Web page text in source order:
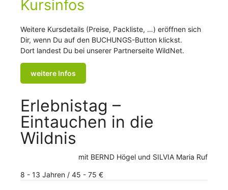
Kursinfos
Weitere Kursdetails (Preise, Packliste, …) eröffnen sich
Dir, wenn Du auf den BUCHUNGS-Button klickst.
Dort landest Du bei unserer Partnerseite WildNet.
weitere Infos
Erlebnistag –
Eintauchen in die
Wildnis
mit BERND Högel SILVIA Maria Ruf
8 - 13 Jahren / 45 - 75 €